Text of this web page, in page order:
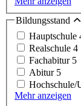
Bildungsstand
Hauptschule
Realschule 4
Fachabitur 5
Abitur 5
Hochschule/
Mehr anzeigen